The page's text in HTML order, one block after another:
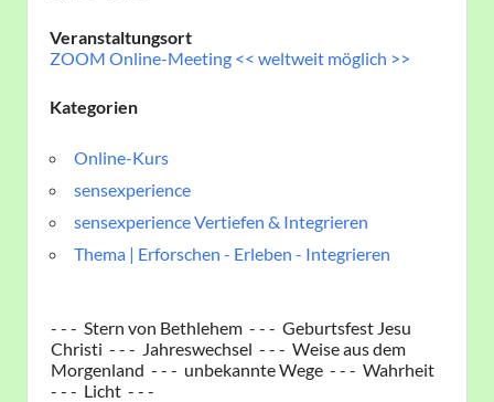
Veranstaltungsort
ZOOM Online-Meeting << weltweit möglich >>
Kategorien
Online-Kurs
sensexperience
sensexperience Vertiefen & Integrieren
Thema | Erforschen - Erleben - Integrieren
- - - Stern von Bethlehem - - - Geburtsfest Jesu
Christi - - - Jahreswechsel - - - Weise aus dem
Morgenland - - - unbekannte Wege - - - Wahrheit
- - - Licht - - -